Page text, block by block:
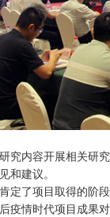
究内容开展相关研
和建议。
定了项目取得的阶
疫情时代项目成果